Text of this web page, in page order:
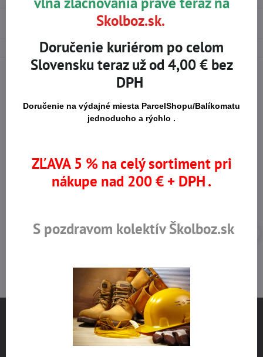
Na trhu od r​. 2008 Certifikované výrobky
produktov
NÁJDETE NÁS
Skolboz.sk.
Doručenie kuriérom po celom
Slovensku teraz už od 4,00 € bez
DPH
Doručenie na výdajné miesta ParcelShopu/Balíkomatu
jednoducho a rýchlo .
ZĽAVA 5 % na celý sortiment pri
nákupe nad 200 € + DPH .
S pozdravom kolektív Školboz.sk